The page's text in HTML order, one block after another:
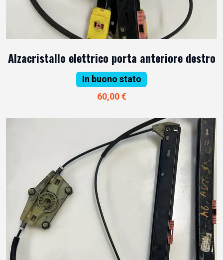
Alzacristallo elettrico porta anteriore destro
In buono stato
60,00 €